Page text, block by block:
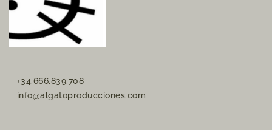
+34.666.839.708
info@algatoproducciones.com